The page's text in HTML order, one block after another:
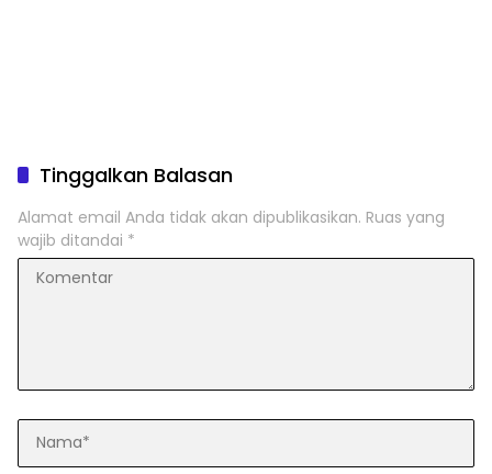
Tinggalkan Balasan
Alamat email Anda tidak akan dipublikasikan. Ruas yang
wajib ditandai *